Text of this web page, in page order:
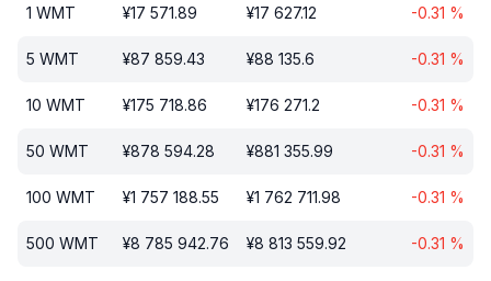
1 WMT ¥17 571.89 ¥17 627.12 -0.31 %
5 WMT ¥87 859.43 ¥88 135.6 -0.31 %
10 WMT ¥175 718.86 ¥176 271.2 -0.31 %
50 WMT ¥878 594.28 ¥881 355.99 -0.31 %
100 WMT ¥1 757 188.55 ¥1 762 711.98 -0.31 %
500 WMT ¥8 785 942.76 ¥8 813 559.92 -0.31 %